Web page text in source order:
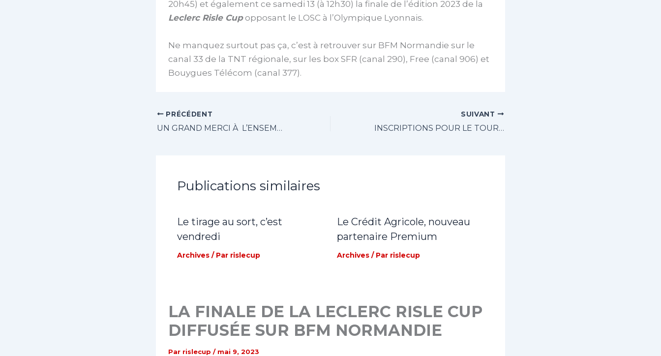
20h45) et également ce samedi 13 (à 12h30) la finale de l’édition 2023 de la
Leclerc Risle Cupopposant le LOSC à l’Olympique Lyonnais.
Ne manquez surtout pas ça, c’est à retrouver sur BFM Normandie sur le
canal 33 de la TNT régionale, sur les box SFR (canal 290), Free (canal 906) et
Bouygues Télécom (canal 377).
PRÉCÉDENT
UN GRAND MERCI À L’ENSEMBLE DES BÉNÉVOLES !
SUIVANT
INSCRIPTIONS POUR LE TOURNOI DE QUALIFICATION – ÉDITION 2024
Publications similaires
Le tirage au sort, c’est
vendredi
Archives/ Par rislecup
Le Crédit Agricole, nouveau
partenaire Premium
Archives/ Par rislecup
LA FINALE DE LA LECLERC RISLE CUP
DIFFUSÉE SUR BFM NORMANDIE
Par rislecup / mai 9, 2023